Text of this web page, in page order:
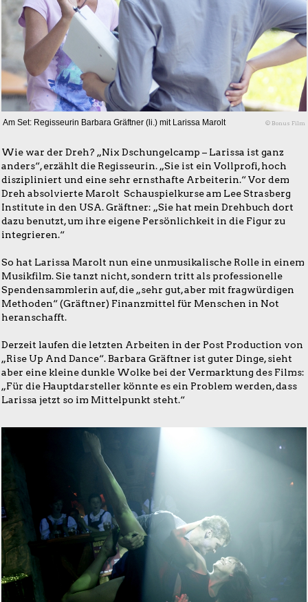
Am Set: Regisseurin Barbara Gräftner (li.) mit Larissa Marolt © Bonus Film
Wie war der Dreh? „Nix Dschungelcamp – Larissa ist ganz
anders“, erzählt die Regisseurin. „Sie ist ein Vollprofi, hoch
diszipliniert und eine sehr ernsthafte Arbeiterin.“ Vor dem
Dreh absolvierte Marolt Schauspielkurse am Lee Strasberg
Institute in den USA. Gräftner: „Sie hat mein Drehbuch dort
dazu benutzt, um ihre eigene Persönlichkeit in die Figur zu
integrieren.“
So hat Larissa Marolt nun eine unmusikalische Rolle in einem
Musikfilm. Sie tanzt nicht, sondern tritt als professionelle
Spendensammlerin auf, die „sehr gut, aber mit fragwürdigen
Methoden“ (Gräftner) Finanzmittel für Menschen in Not
heranschafft.
Derzeit laufen die letzten Arbeiten in der Post Production von
„Rise Up And Dance“. Barbara Gräftner ist guter Dinge, sieht
aber eine kleine dunkle Wolke bei der Vermarktung des Films:
„Für die Hauptdarsteller könnte es ein Problem werden, dass
Larissa jetzt so im Mittelpunkt steht.“